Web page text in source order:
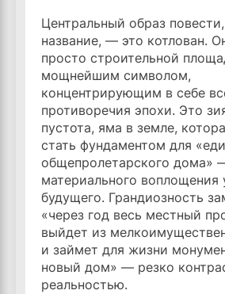
Центральный образ
название, — это котлован.
просто строительной
мощнейшим символом,
концентрирующим в себе
противоречия эпохи. Это
пустота, яма в земле,
стать фундаментом для
общепролетарского дома»
материального воплощения
будущего. Грандиозность
«через год весь местный
выйдет из
и займет для жизни
новый дом» — резко
реальностью.